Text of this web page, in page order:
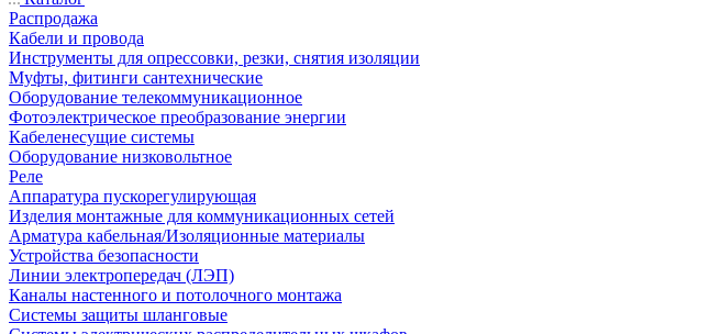
Распродажа
Кабели и провода
Инструменты для опрессовки, резки, снятия изоляции
Муфты, фитинги сантехнические
Оборудование телекоммуникационное
Фотоэлектрическое преобразование энергии
Кабеленесущие системы
Оборудование низковольтное
Реле
Аппаратура пускорегулирующая
Изделия монтажные для коммуникационных сетей
Арматура кабельная/Изоляционные материалы
Устройства безопасности
Линии электропередач (ЛЭП)
Каналы настенного и потолочного монтажа
Системы защиты шланговые